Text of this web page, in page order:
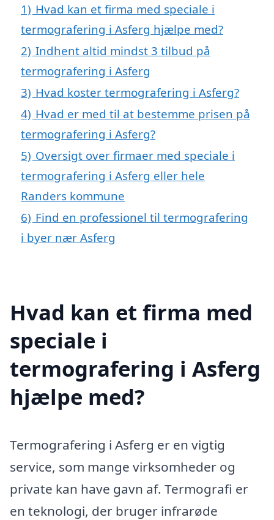
1) Hvad kan et firma med speciale i
termografering i Asferg hjælpe med?
2) Indhent altid mindst 3 tilbud på
termografering i Asferg
3) Hvad koster termografering i Asferg?
4) Hvad er med til at bestemme prisen på
termografering i Asferg?
5) Oversigt over firmaer med speciale i
termografering i Asferg eller hele
Randers kommune
6) Find en professionel til termografering
i byer nær Asferg
Hvad kan et firma med
speciale i
termografering i Asferg
hjælpe med?
Termografering i Asferg er en vigtig
service, som mange virksomheder og
private kan have gavn af. Termografi er
en teknologi, der bruger infrarøde